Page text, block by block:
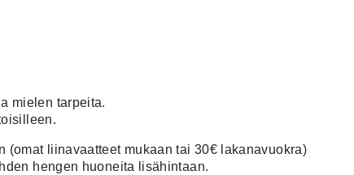
mielen tarpeita.
liinavaatteet mukaan tai 30€ lakanavuokra)
hengen huoneita lisähintaan.